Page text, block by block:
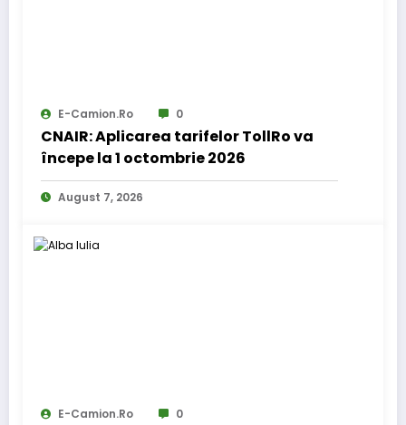
E-Camion.ro 0
CNAIR: Aplicarea tarifelor TollRo va
începe la 1 octombrie 2026
August 7, 2026
E-Camion.ro 0